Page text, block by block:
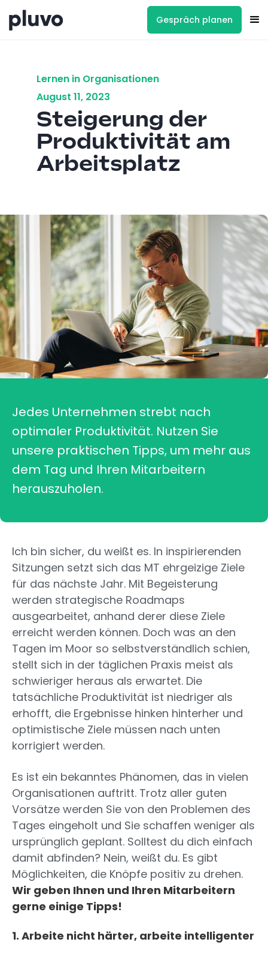
Gespräch planen
Lernen in Organisationen
August 11, 2023
Steigerung der
Produktivität am
Arbeitsplatz
Jedes Unternehmen strebt nach
optimaler Produktivität. Nutzen Sie
unsere praktischen Tipps, um mehr aus
dem Tag und Ihren Mitarbeitern
herauszuholen.
Ich bin sicher, du weißt es. In inspirierenden
Sitzungen setzt sich das MT ehrgeizige Ziele
für das nächste Jahr. Mit Begeisterung
werden strategische Roadmaps
ausgearbeitet, anhand derer diese Ziele
erreicht werden können. Doch was an den
Tagen im Moor so selbstverständlich schien,
stellt sich in der täglichen Praxis meist als
schwieriger heraus als erwartet. Die
tatsächliche Produktivität ist niedriger als
erhofft, die Ergebnisse hinken hinterher und
optimistische Ziele müssen nach unten
korrigiert werden.
Es ist ein bekanntes Phänomen, das in vielen
Organisationen auftritt. Trotz aller guten
Vorsätze werden Sie von den Problemen des
Tages eingeholt und Sie schaffen weniger als
ursprünglich geplant. Solltest du dich einfach
damit abfinden? Nein, weißt du. Es gibt
Möglichkeiten, die Knöpfe positiv zu drehen.
Wir geben Ihnen und Ihren Mitarbeitern
gerne einige Tipps!
1. Arbeite nicht härter, arbeite intelligenter